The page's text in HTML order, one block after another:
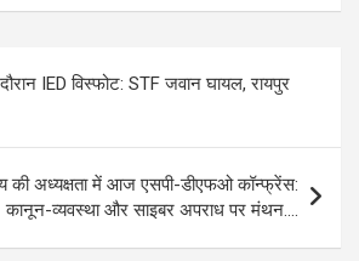
s
e
gr
a
m
ail py
n
k
ar
IED विस्फोट: STF जवान घायल, रायपुर
की अध्यक्षता में आज एसपी-डीएफओ कॉन्फ्रेंस:
कानून-व्यवस्था और साइबर अपराध पर मंथन….